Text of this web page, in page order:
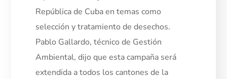
República de Cuba en temas como
selección y tratamiento de desechos.
Pablo Gallardo, técnico de Gestión
Ambiental, dijo que esta campaña será
extendida a todos los cantones de la